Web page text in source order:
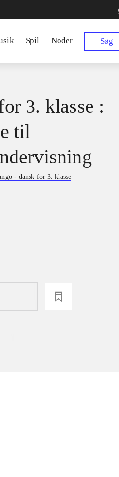
Spil Noder Søg
3. klasse :
til
- dansk for 3. klasse